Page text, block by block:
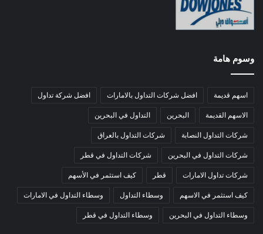
وسوم هامة
اسهم قديمة افضل شركات التداول بالامارات افضل شركة تداول
الاسهم القديمة البحرين التداول في البحرين
شركات التداول النصابة شركات التداول بالعراق
شركات التداول في البحرين شركات التداول في قطر
شركات تداول الامارات قطر كيف استثمر في الأسهم
كيف استثمر في الاسهم وسطاء التداول وسطاء التداول في الامارات
وسطاء التداول في البحرين وسطاء التداول في قطر